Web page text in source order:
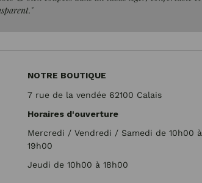
NOTRE BOUTIQUE
7 rue de la vendée 62100 Calais
Horaires d'ouverture
Mercredi / Vendredi / Samedi de 10h00 à
19h00
Jeudi de 10h00 à 18h00